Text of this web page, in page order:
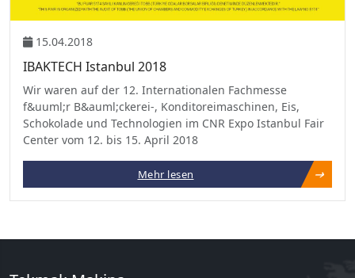
15.04.2018
IBAKTECH Istanbul 2018
Wir waren auf der 12. Internationalen Fachmesse
f&uuml;r B&auml;ckerei-, Konditoreimaschinen, Eis,
Schokolade und Technologien im CNR Expo Istanbul Fair
Center vom 12. bis 15. April 2018
Mehr lesen